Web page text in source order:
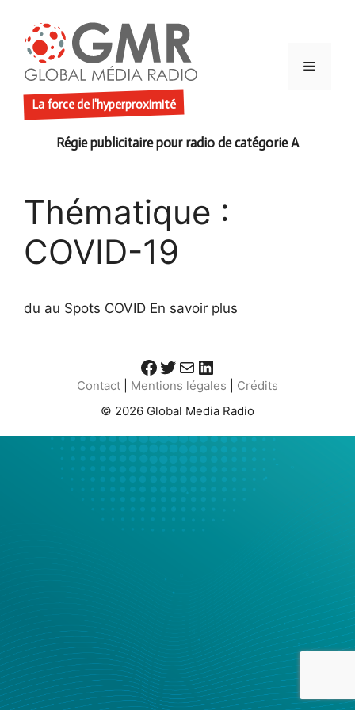
contenu
La force de l'hyperproximité
Menu
Thématique :
COVID-19
du au Spots COVID En savoir plus
Facebook
Twitter
E-mailLinkedIn
Contact Mentions légales
Crédits
© 2026 Global Media Radio